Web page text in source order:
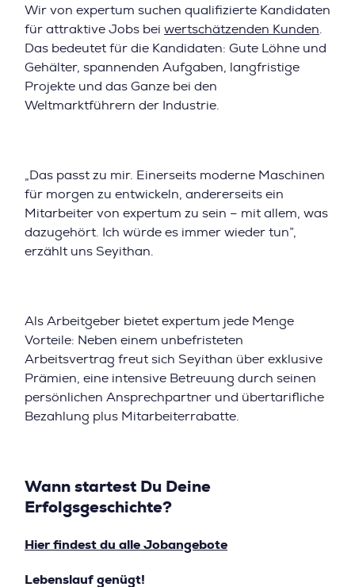
Wir von expertum suchen qualifizierte Kandidaten
für attraktive Jobs bei wertschätzenden Kunden
Das bedeutet für die Kandidaten: Gute Löhne und
Gehälter, spannenden Aufgaben, langfristige
Projekte und das Ganze bei den
Weltmarktführern der Industrie.
„Das passt zu mir. Einerseits moderne Maschinen
für morgen zu entwickeln, andererseits ein
Mitarbeiter von expertum zu sein – mit allem, was
dazugehört. Ich würde es immer wieder tun”,
erzählt uns Seyithan.
Als Arbeitgeber bietet expertum jede Menge
Vorteile: Neben einem unbefristeten
Arbeitsvertrag freut sich Seyithan über exklusive
Prämien, eine intensive Betreuung durch seinen
persönlichen Ansprechpartner und übertarifliche
Bezahlung plus Mitarbeiterrabatte.
Wann startest Du Deine
Erfolgsgeschichte?
Hier findest du alle Jobangebote
Lebenslauf genügt!